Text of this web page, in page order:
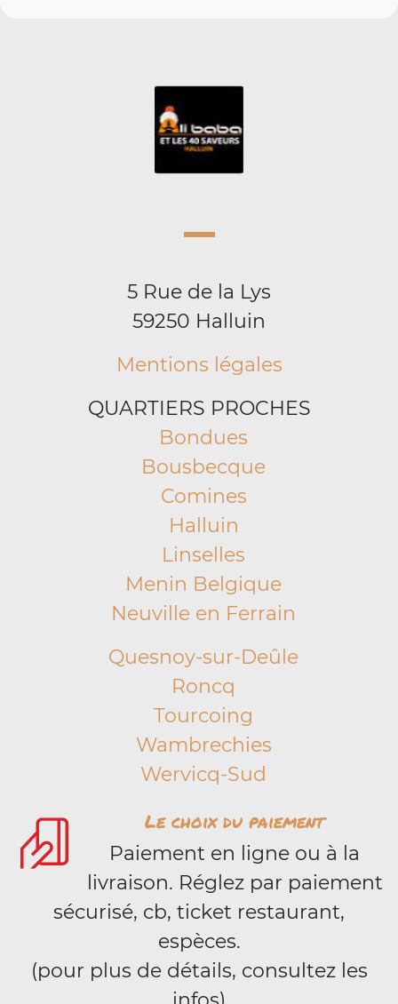
5 Rue de la Lys
59250 Halluin
Mentions légales
QUARTIERS PROCHES
Bondues
Bousbecque
Comines
Halluin
Linselles
Menin Belgique
Neuville en Ferrain
Quesnoy-sur-Deûle
Roncq
Tourcoing
Wambrechies
Wervicq-Sud
Le choix du paiement
Paiement en ligne ou à la
livraison. Réglez par paiement
sécurisé, cb, ticket restaurant,
espèces.
(pour plus de détails, consultez les